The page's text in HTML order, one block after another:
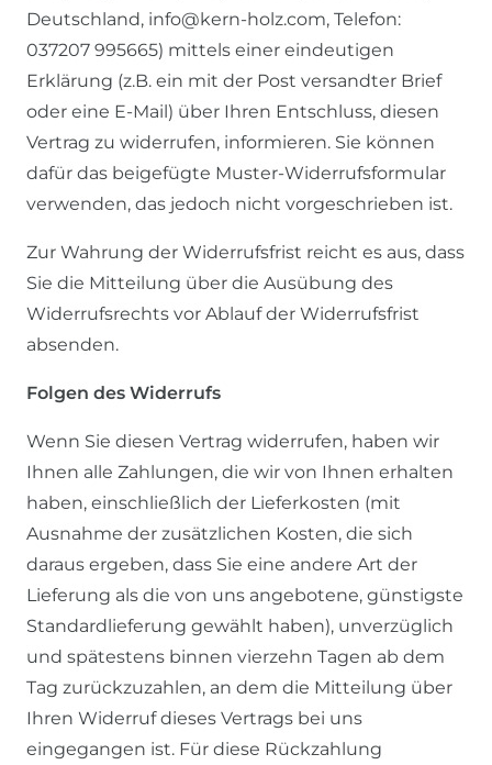
Deutschland, info@kern-holz.com, Telefon:
037207 995665) mittels einer eindeutigen
Erklärung (z.B. ein mit der Post versandter Brief
oder eine E-Mail) über Ihren Entschluss, diesen
Vertrag zu widerrufen, informieren. Sie können
dafür das beigefügte Muster-Widerrufsformular
verwenden, das jedoch nicht vorgeschrieben ist.
Zur Wahrung der Widerrufsfrist reicht es aus, dass
Sie die Mitteilung über die Ausübung des
Widerrufsrechts vor Ablauf der Widerrufsfrist
absenden.
Folgen des Widerrufs
Wenn Sie diesen Vertrag widerrufen, haben wir
Ihnen alle Zahlungen, die wir von Ihnen erhalten
haben, einschließlich der Lieferkosten (mit
Ausnahme der zusätzlichen Kosten, die sich
daraus ergeben, dass Sie eine andere Art der
Lieferung als die von uns angebotene, günstigste
Standardlieferung gewählt haben), unverzüglich
und spätestens binnen vierzehn Tagen ab dem
Tag zurückzuzahlen, an dem die Mitteilung über
Ihren Widerruf dieses Vertrags bei uns
eingegangen ist. Für diese Rückzahlung